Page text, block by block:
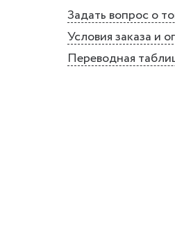
Задать вопрос о
Условия заказа и
Переводная